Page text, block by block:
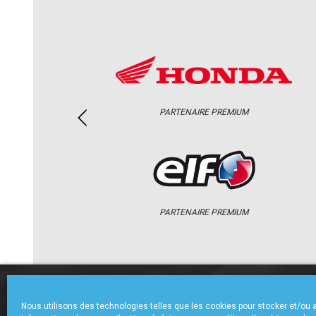
Nous utilisons des technologies telles que les cookies pour stocker et/ou
PARTENAIRE PREMIUM
PARTENAIRE PREMIUM
ACCUEIL CHAMPIONNAT